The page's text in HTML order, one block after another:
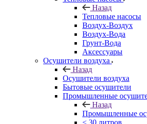
Назад
Тепловые насосы
Воздух-Воздух
Воздух-Вода
Грунт-Вода
Аксессуары
Осушители воздуха
Назад
Осушители воздуха
Бытовые осушители
Промышленные
Назад
Промышленные
< 30 литров